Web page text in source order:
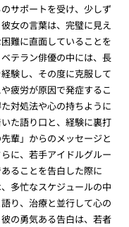
サポートを受け、少しず
女の言葉は、完璧に見え
難に直面していることを
テラン俳優の中には、長
験し、その度に克服して
疲労が原因で発症するこ
対処法や心の持ちように
た語り口と、経験に裏打
輩」からのメッセージと
に、若手アイドルグルー
ることを告白した際に
多忙なスケジュールの中
り、治療と並行して心の
の勇気ある告白は、若者